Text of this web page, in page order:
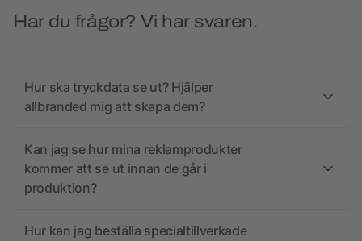
Har du frågor? Vi har svaren.
Hur ska tryckdata se ut? Hjälper
allbranded mig att skapa dem?
Kan jag se hur mina reklamprodukter
kommer att se ut innan de går i
produktion?
Hur kan jag beställa specialtillverkade